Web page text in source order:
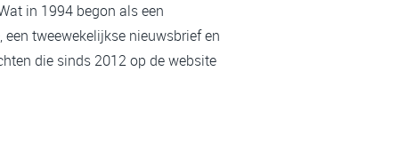
in 1994 begon als een
tweewekelijkse nieuwsbrief en
die sinds 2012 op de website